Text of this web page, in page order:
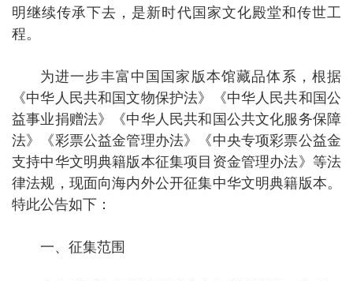
明继续传承下去，是新时代国家文化殿堂和传世工
程。
为进一步丰富中国国家版本馆藏品体系，根据
《中华人民共和国文物保护法》《中华人民共和国公
益事业捐赠法》《中华人民共和国公共文化服务保障
法》《彩票公益金管理办法》《中央专项彩票公益金
支持中华文明典籍版本征集项目资金管理办法》等法
律法规 ，现面向海内外公开征集中华文明典籍版本。
特此公告如下：
一、征集范围